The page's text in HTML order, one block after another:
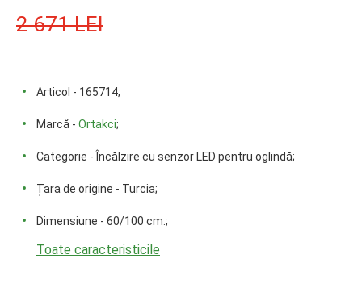
2 671 LEI
Articol - 165714;
Marcă - Ortakci;
Categorie - Încălzire cu senzor LED pentru oglindă;
Țara de origine - Turcia;
Dimensiune - 60/100 cm.;
Toate caracteristicile